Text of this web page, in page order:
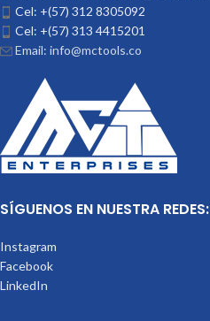
Cel: +(57) 312 8305092
Cel: +(57) 313 4415201
Email: info@mctools.co
SÍGUENOS EN NUESTRA REDES:
Instagram
Facebook
LinkedIn